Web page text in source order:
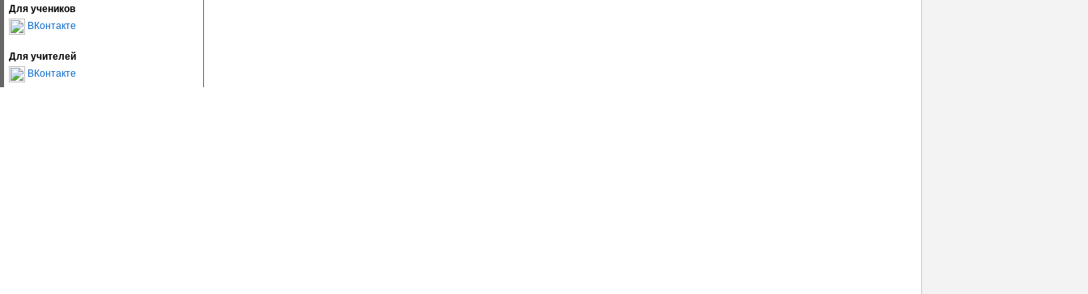
Для учеников
ВКонтакте
Для учителей
ВКонтакте